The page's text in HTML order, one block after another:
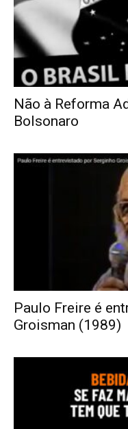
Não à Reforma
Bolsonaro
Paulo Freire é
Groisman (1989)